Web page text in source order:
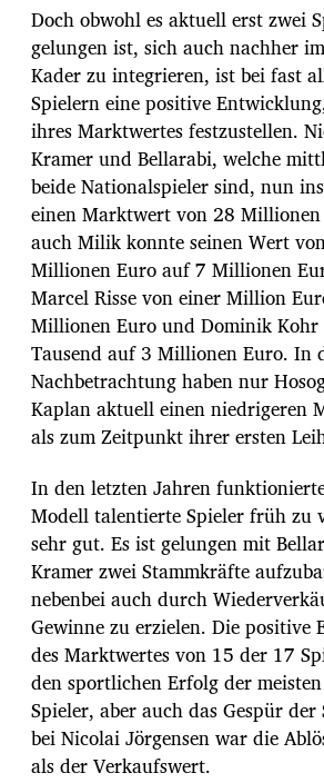
Doch obwohl es aktuell erst zwei
gelungen ist, sich auch nachher
Kader zu integrieren, ist bei fast
Spielern eine positive
ihres Marktwertes festzustellen.
Kramer und Bellarabi, welche
beide Nationalspieler sind, nun
einen Marktwert von 28 Millionen
auch Milik konnte seinen Wert
Millionen Euro auf 7 Millionen
Marcel Risse von einer Million
Millionen Euro und Dominik
Tausend auf 3 Millionen Euro. In
Nachbetrachtung haben nur
Kaplan aktuell einen niedrigeren
als zum Zeitpunkt ihrer ersten
In den letzten Jahren
Modell talentierte Spieler früh zu
sehr gut. Es ist gelungen mit
Kramer zwei Stammkräfte
nebenbei auch durch
Gewinne zu erzielen. Die positive
des Marktwertes von 15 der 17
den sportlichen Erfolg der
Spieler, aber auch das Gespür
bei Nicolai Jörgensen war die
als der Verkaufswert.